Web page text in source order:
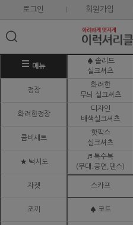
로그인 회원가입
메뉴
♠ 솔리드
실크셔츠
정장
화려한
무늬 실크셔츠
화려한정장
디자인
배색실크셔츠
콤비세트
핫픽스
실크셔츠
★ 턱시도
♬ 특수복
(무대.공연,댄스)
자켓 스카프
조끼 ♠ 코트